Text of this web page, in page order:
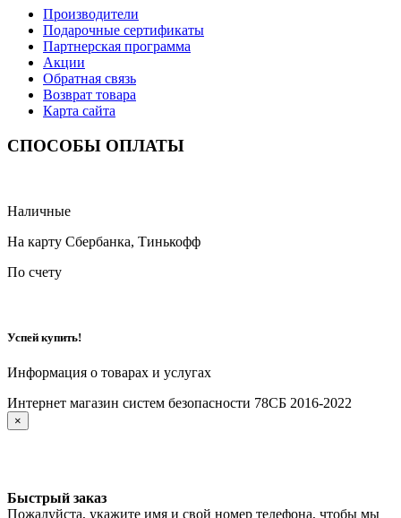
Производители
Подарочные сертификаты
Партнерская программа
Акции
Обратная связь
Возврат товара
Карта сайта
СПОСОБЫ ОПЛАТЫ
Наличные
На карту Сбербанка, Тинькофф
По счету
Успей купить!
Информация о товарах и услугах
Интернет магазин систем безопасности 78СБ 2016-2022
×
Быстрый заказ
Пожалуйста, укажите имя и свой номер телефона, чтобы мы